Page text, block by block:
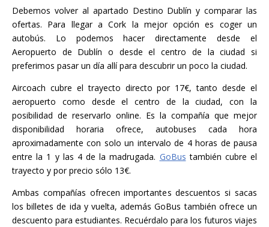
Debemos volver al apartado Destino Dublín y comparar las
ofertas. Para llegar a Cork la mejor opción es coger un
autobús. Lo podemos hacer directamente desde el
Aeropuerto de Dublín o desde el centro de la ciudad si
preferimos pasar un día allí para descubrir un poco la ciudad.
Aircoach cubre el trayecto directo por 17€, tanto desde el
aeropuerto como desde el centro de la ciudad, con la
posibilidad de reservarlo online. Es la compañía que mejor
disponibilidad horaria ofrece, autobuses cada hora
aproximadamente con solo un intervalo de 4 horas de pausa
entre la 1 y las 4 de la madrugada. GoBus también cubre el
trayecto y por precio sólo 13€.
Ambas compañías ofrecen importantes descuentos si sacas
los billetes de ida y vuelta, además GoBus también ofrece un
descuento para estudiantes. Recuérdalo para los futuros viajes